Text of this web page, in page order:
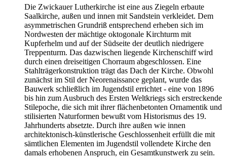
Die Zwickauer Lutherkirche ist eine aus Ziegeln erbaute
Saalkirche, außen und innen mit Sandstein verkleidet. Dem
asymmetrischen Grundriß entsprechend erheben sich im
Nordwesten der mächtige oktogonale Kirchturm mit
Kupferhelm und auf der Südseite der deutlich niedrigere
Treppenturm. Das dazwischen liegende Kirchenschiff wird
durch einen dreiseitigen Chorraum abgeschlossen. Eine
Stahlträgerkonstruktion trägt das Dach der Kirche. Obwohl
zunächst im Stil der Neorenaissance geplant, wurde das
Bauwerk schließlich im Jugendstil errichtet - eine von 1896
bis hin zum Ausbruch des Ersten Weltkriegs sich erstreckende
Stilepoche, die sich mit ihrer flächenbetonten Ornamentik und
stilisierten Naturformen bewußt vom Historismus des 19.
Jahrhunderts absetzte. Durch ihre außen wie innen
architektonisch-künstlerische Geschlossenheit erfüllt die mit
sämtlichen Elementen im Jugendstil vollendete Kirche den
damals erhobenen Anspruch, ein Gesamtkunstwerk zu sein.